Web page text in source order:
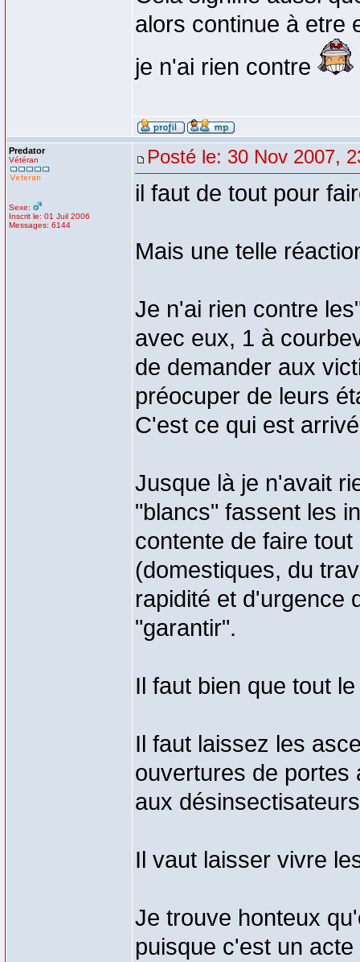
alors continue à etre
je n'ai rien contre
Predator
Vétéran
Sexe:
Inscrit le: 01 Juil 2006
Messages: 6144
Posté le: 30 Nov 2007,
il faut de tout pour
Mais une telle
Je n'ai rien contre
avec eux, 1 à
de demander aux
préocuper de leurs
C'est ce qui est
Jusque là je n'avait
"blancs" fassent les
contente de faire
(domestiques, du
rapidité et d'urgence
"garantir".
Il faut bien que tout
Il faut laissez les
ouvertures de portes
aux
Il vaut laisser vivre
Je trouve honteux
puisque c'est un